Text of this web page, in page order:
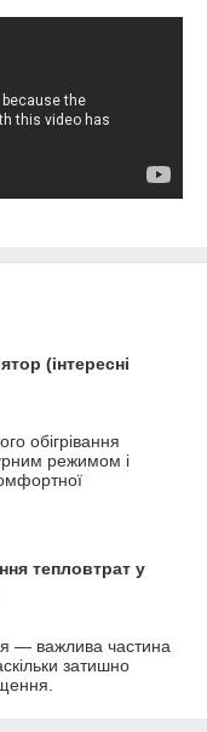
(інтересні
обігрівання
режимом і
тепловтрат у
— важлива частина
затишно